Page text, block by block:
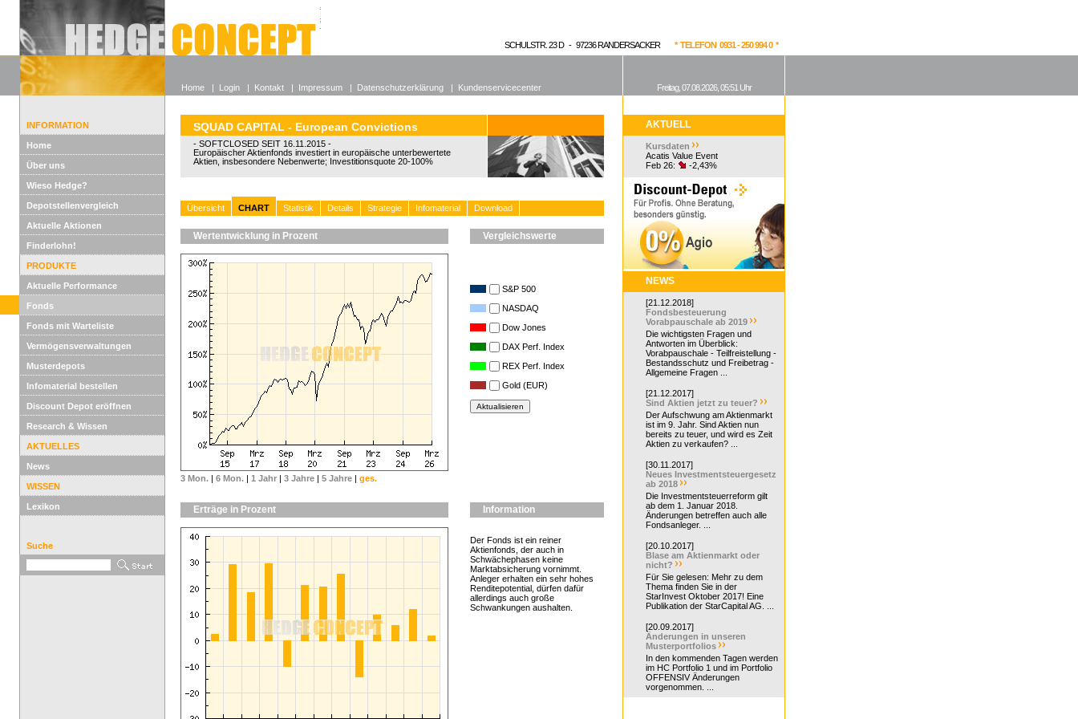
Alle offenen Fonds
Wieso Hedgefonds?
SCHULSTR. 23 D - 97236 RANDERSACKER * TELEFON 0931 - 250 994 0 *
INFORMATION
Home
Über uns
Wieso Hedge?
Depotstellenvergleich
Aktuelle Aktionen
Finderlohn!
PRODUKTE
Aktuelle Performance
Fonds
Fonds mit Warteliste
Vermögensverwaltungen
Musterdepots
Infomaterial bestellen
Discount Depot eröffnen
Research & Wissen
AKTUELLES
News
WISSEN
Lexikon
Suche
SQUAD CAPITAL - European Convictions
- SOFTCLOSED SEIT 16.11.2015 -
Europäischer Aktienfonds investiert in europäische unterbewertete
Aktien, insbesondere Nebenwerte; Investitionsquote 20-100%
Übersicht CHART Statistik Details Strategie Infomaterial Download
Wertentwicklung in Prozent
3 Mon. | 6 Mon. | 1 Jahr | 3 Jahre | 5 Jahre | ges.
Vergleichswerte
S&P 500
NASDAQ
Dow Jones
DAX Perf. Index
REX Perf. Index
Gold (EUR)
Erträge in Prozent Information
Der Fonds ist ein reiner
Aktienfonds, der auch in
Schwächephasen keine
Marktabsicherung vornimmt.
Anleger erhalten ein sehr hohes
Renditepotential, dürfen dafür
allerdings auch große
Schwankungen aushalten.
AKTUELL
Kursdaten
Acatis Value Event
Feb 26:
-2,43%
NEWS
[21.12.2018]
Fondsbesteuerung
Vorabpauschale ab 2019
Die wichtigsten Fragen und
Antworten im Überblick:
Vorabpauschale - Teilfreistellung -
Bestandsschutz und Freibetrag -
Allgemeine Fragen ...
[21.12.2017]
Sind Aktien jetzt zu teuer?
Der Aufschwung am Aktienmarkt
ist im 9. Jahr. Sind Aktien nun
bereits zu teuer, und wird es Zeit
Aktien zu verkaufen? ...
[30.11.2017]
Neues Investmentsteuergesetz
ab 2018
Die Investmentsteuerreform gilt
ab dem 1. Januar 2018.
Änderungen betreffen auch alle
Fondsanleger. ...
[20.10.2017]
Blase am Aktienmarkt oder
nicht?
Für Sie gelesen: Mehr zu dem
Thema finden Sie in der
StarInvest Oktober 2017! Eine
Publikation der StarCapital AG. ...
[20.09.2017]
Änderungen in unseren
Musterportfolios
In den kommenden Tagen werden
im HC Portfolio 1 und im Portfolio
OFFENSIV Änderungen
vorgenommen. ...
Home | Login | Kontakt | Impressum | Datenschutzerklärung | Kundenservicecenter Freitag, 07.08.2026, 05:51 Uhr